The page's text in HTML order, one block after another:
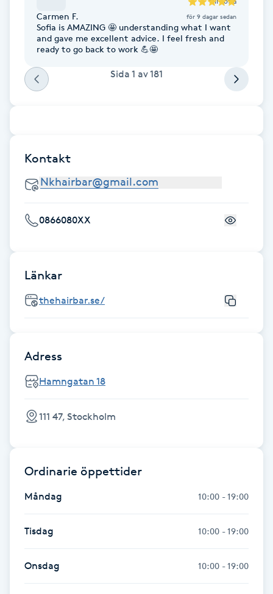
Fotsvamp
Fotvård
Fransar
Fransförlängning
Fransförlängning Megavolym
Fransförlängning Volym
Fransrengöring
Frekvensterapi
Friskvård
Friskvårdsmassage
Carmen F. för 9 dagar sedan
Sofia is AMAZING 🤩 understanding what I want
and gave me excellent advice. I feel fresh and
ready to go back to work 💪🤩
Sida 1 av181
Kontakt
0866080XX
Länkar
thehairbar.se/
Adress
Hamngatan 18
111 47, Stockholm
Ordinarie öppettider
Måndag 10:00 - 19:00
Tisdag 10:00 - 19:00
Onsdag 10:00 - 19:00